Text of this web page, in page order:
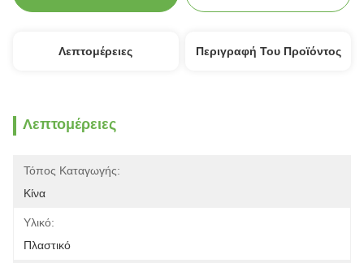
Λεπτομέρειες Περιγραφή Του Προϊόντος
Λεπτομέρειες
Τόπος Καταγωγής:
Κίνα
Υλικό:
Πλαστικό